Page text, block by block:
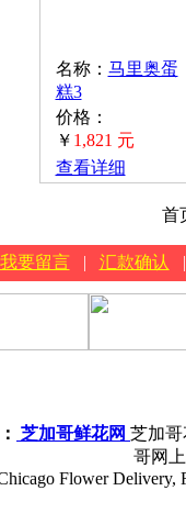
名称： 马里奥蛋
糕3
价格：
￥ 1,821 元
查看详细
首
我要留言 | 汇款确认 |
芝加哥鲜花网 芝加
哥网
Flower Delivery,